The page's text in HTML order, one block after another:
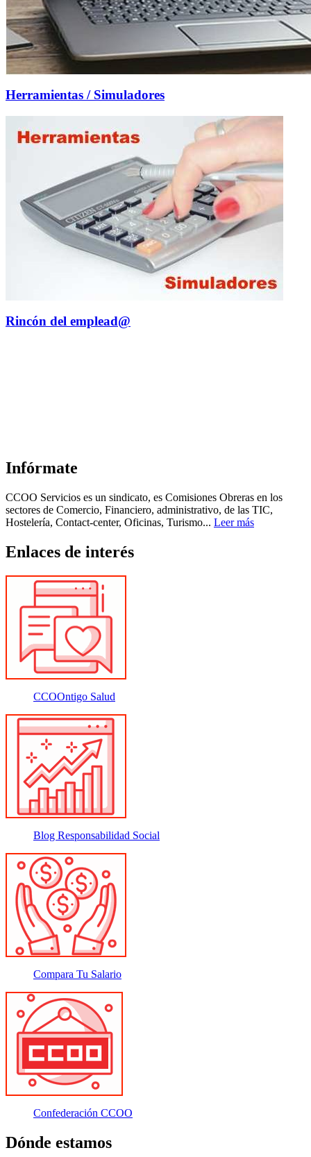
Herramientas / Simuladores
Rincón del emplead@
Infórmate
CCOO Servicios es un sindicato, es Comisiones Obreras en los
sectores de Comercio, Financiero, administrativo, de las TIC,
Hostelería, Contact-center, Oficinas, Turismo... Leer más
Enlaces de interés
CCOOntigo Salud
Blog Responsabilidad Social
Compara Tu Salario
Confederación CCOO
Dónde estamos